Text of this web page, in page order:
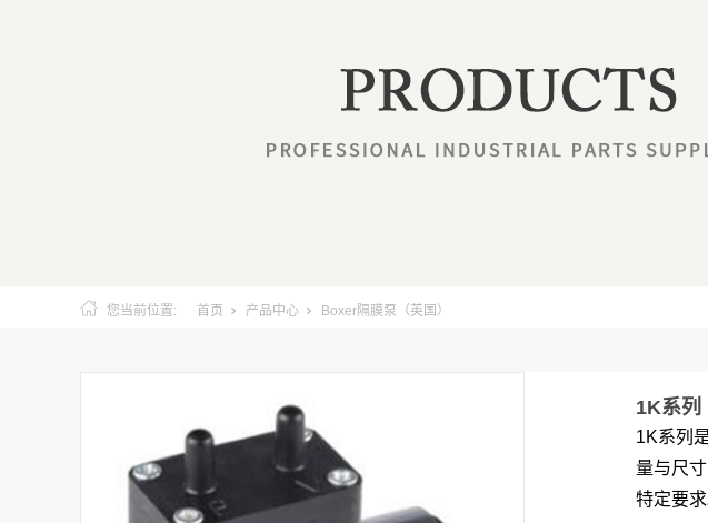
您当前位置: 首页 产品中心 Boxer隔膜泵（英国）
1K系列
1K系列
量与尺
特定要